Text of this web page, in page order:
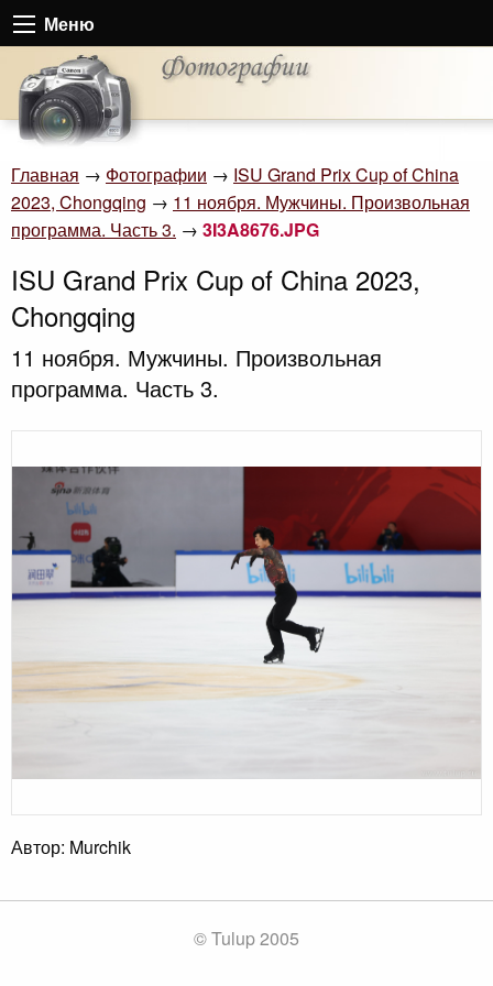
Меню
Главная → Фотографии → ISU Grand Prix Cup of China
2023, Chongqing → 11 ноября. Мужчины. Произвольная
программа. Часть 3. → 3I3A8676.JPG
ISU Grand Prix Cup of China 2023,
Chongqing
11 ноября. Мужчины. Произвольная
программа. Часть 3.
Автор: Murchik
© Tulup 2005